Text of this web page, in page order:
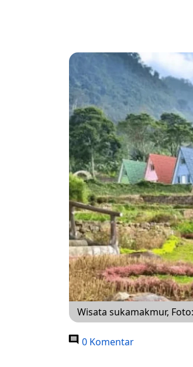
Wisata sukamakmur,
0 Komentar